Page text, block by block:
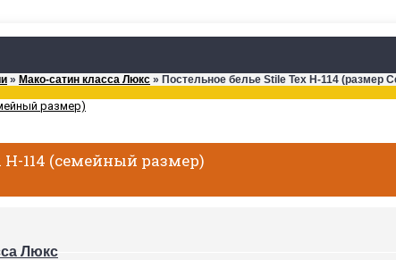
Люкс
» Мако-сатин класса Люкс » Постельное белье Stile Tex H-114 (размер
H-114 (семейный размер)